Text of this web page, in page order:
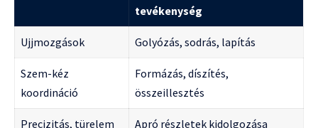
tevékenység
Ujjmozgások Golyózás, sodrás, lapítás
Szem-kéz
koordináció
Formázás, díszítés,
összeillesztés
Precizitás, türelem Apró részletek kidolgozása